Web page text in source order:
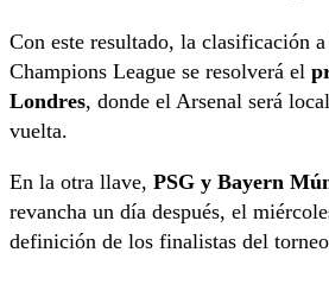
Con este resultado, la clasificación
Champions League se resolverá el
Londres, donde el Arsenal será
vuelta.
En la otra llave, PSG y Bayern
revancha un día después, el
definición de los finalistas del